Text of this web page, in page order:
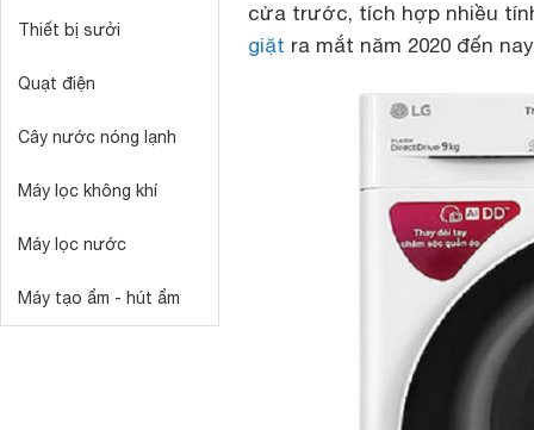
Thiết bị sưởi
Quạt điện
Cây nước nóng lạnh
Máy lọc không khí
Máy lọc nước
Máy tạo ẩm - hút ẩm
cửa trước, tích hợp nhiều
giặt ra mắt năm 2020 đến